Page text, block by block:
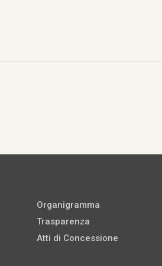
Organigramma
Trasparenza
Atti di Concessione